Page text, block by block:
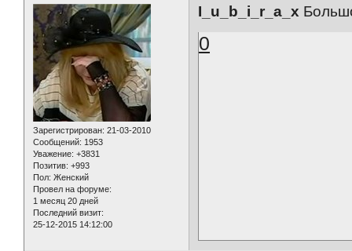
Зарегистрирован: 21-03-2010
Сообщений: 1953
Уважение: +3831
Позитив: +993
Пол: Женский
Провел на форуме:
1 месяц 20 дней
Последний визит:
25-12-2015 14:12:00
I_u_b_i_r_a_x
0